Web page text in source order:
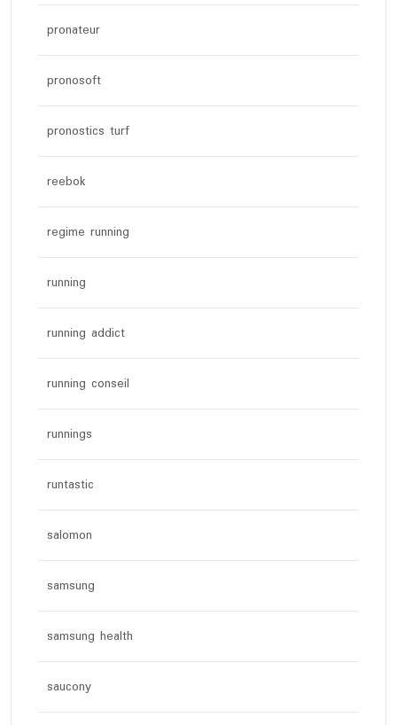
pronateur
pronosoft
pronostics turf
reebok
regime running
running
running addict
running conseil
runnings
runtastic
salomon
samsung
samsung health
saucony